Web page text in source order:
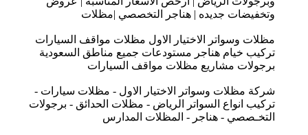
وتخفيضات جديده | هناجر التخصصي |مظلات
مظلات وسواتر الاختيار الاول مظلات مواقف السيارات
تركيب خيام هناجر مستودعات جميع مناطق السعودية
برجولات مشاريع مظلات مواقف السيارات
شركة مظلات وسواتر الاختيار الاول - مظلات سيارات -
تركيب انواع السواتر الرياض - مظلات الحدائق - برجولات
التخـصصي - هناجر - المظلات المدارس